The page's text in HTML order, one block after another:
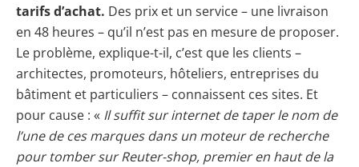
tarifs d’achat. Des prix et un service – une livraison
en 48 heures – qu’il n’est pas en mesure de proposer.
Le problème, explique-t-il, c’est que les clients –
architectes, promoteurs, hôteliers, entreprises du
bâtiment et particuliers – connaissent ces sites. Et
pour cause : « Il suffit sur internet de taper le nom de
l’une de ces marques dans un moteur de recherche
pour tomber sur Reuter-shop, premier en haut de la